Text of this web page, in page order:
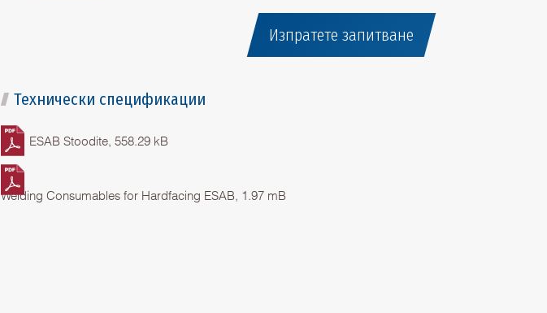
Изпратете запитване
Технически спецификации
ESAB Stoodite, 558.29 kB
Welding Consumables for Hardfacing ESAB, 1.97 mB